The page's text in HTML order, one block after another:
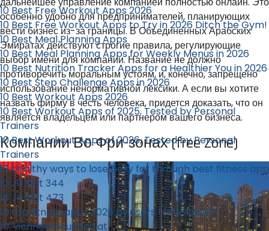
особенно удобно для предпринимателей, планирующих
вести бизнес из-за границы. В Объединенных Арабских
Эмиратах действуют строгие правила, регулирующие
выбор имени для компании. Название не должно
противоречить моральным устоям, и, конечно, запрещено
использование ненормативной лексики. А если вы хотите
назвать фирму в честь человека, придется доказать, что он
является владельцем или партнером вашего бизнеса.
Компании Во Фри-зонах (free Zone)
10 Best Free Workout Apps 2026
10 Best Free Workout Apps to Try in 2026 Ditch the Gym!
10 Best Meal Planning Apps
10 Best Meal Planning Apps for Weekly Menus in 2026
10 Best Nutrition Tracker Apps for a Healthier You in 2026
10 Best Step Challenge Apps in 2026
10 Best Workout Apps 2026
10 Best Workout Apps of 2025, Tested by Personal
Trainers
10 Best Workout Apps of 2026, Tested by Personal
Trainers
10 healthy ways to lose belly fat through best fitness app
10 Jili Slot 344
10 Jili Slot 473
10 top fitness apps 2026 by users testimonials
10. viennesesoulfood.at